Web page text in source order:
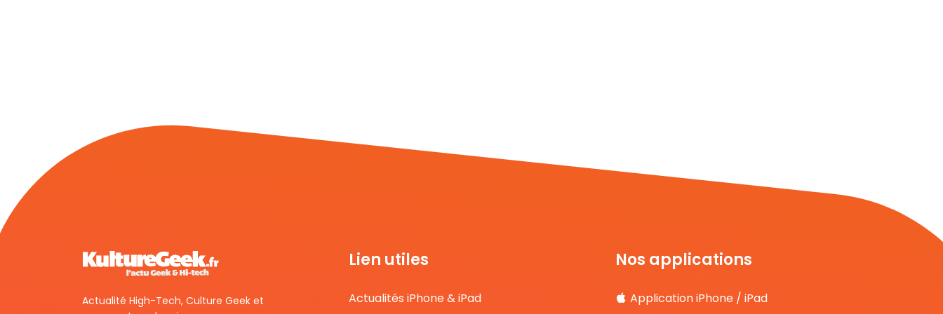
Actualité High-Tech, Culture Geek et
Lien utiles
Actualités iPhone & iPad
Nos applications
Application iPhone / iPad